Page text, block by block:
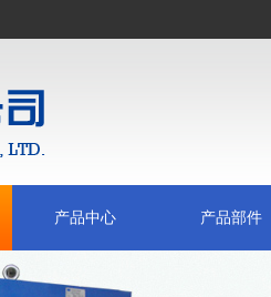
产品中心 产品部件